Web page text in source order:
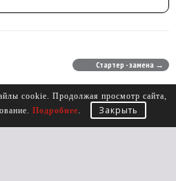
Стартер - замена →
cookie. Продолжая просмотр сайта,
Подробнее. Закрыть